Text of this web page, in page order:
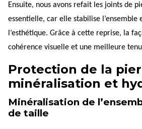
Ensuite, nous avons refait les joints de
essentielle, car elle stabilise l’ensemble
l’esthétique. Grâce à cette reprise, la
cohérence visuelle et une meilleure
Protection de la
minéralisation et
Minéralisation de
de taille